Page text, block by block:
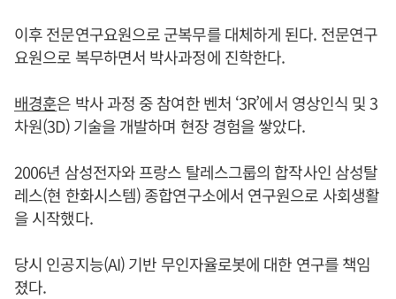
이후 전문연구요원으로 군복무를 대체하게 된다. 전문연구
요원으로 복무하면서 박사과정에 진학한다.
배경훈은 박사 과정 중 참여한 벤처 ‘3R’에서 영상인식 및 3
차원(3D) 기술을 개발하며 현장 경험을 쌓았다.
2006년 삼성전자와 프랑스 탈레스그룹의 합작사인 삼성탈
레스(현 한화시스템) 종합연구소에서 연구원으로 사회생활
을 시작했다.
당시 인공지능(AI) 기반 무인자율로봇에 대한 연구를 책임
졌다.